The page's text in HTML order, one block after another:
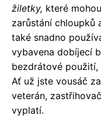
žiletky, které
zarůstání chloupků
také snadno
vybavena dobíjecí
bezdrátové použití,
Ať už jste vousáč
veterán,
vyplatí.